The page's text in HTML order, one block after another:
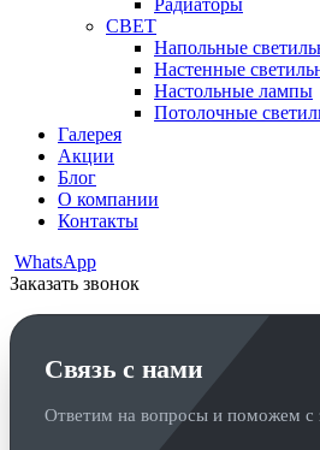
Радиаторы
СВЕТ
Напольные
Настенные
Настольные лампы
Потолочные
Галерея
Акции
Блог
О компании
Контакты
WhatsApp
Заказать звонок
Связь с нами
Ответим на вопросы и поможем с